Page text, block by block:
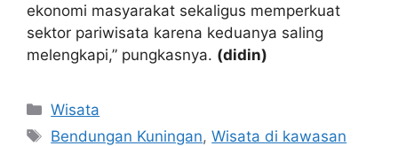
ekonomi masyarakat sekaligus memperkuat
sektor pariwisata karena keduanya saling
melengkapi,” pungkasnya. (didin)
Kategori
Wisata
Tag
Bendungan Kuningan,Wisata di kawasan